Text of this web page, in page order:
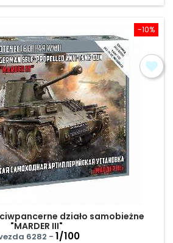
-10%
działo samobieżne
"MARDER III"
6282 - 1/100